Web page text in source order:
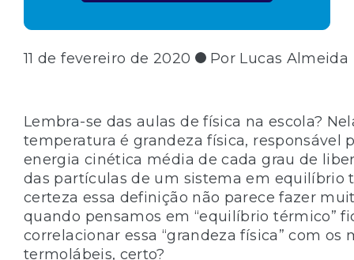
11 de fevereiro de 2020 Por Lucas Almeida
Lembra-se das aulas de física na escola?
temperatura é grandeza física, responsável
energia cinética média de cada grau de
das partículas de um sistema em equilíbrio
certeza essa definição não parece fazer
quando pensamos em “equilíbrio térmico”
correlacionar essa “grandeza física” com os
termolábeis, certo?